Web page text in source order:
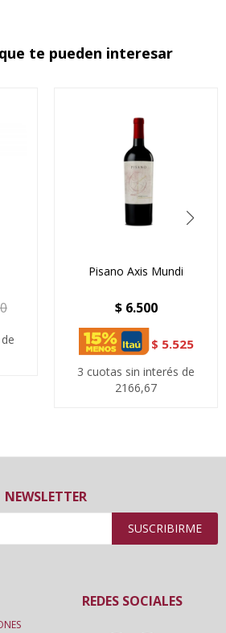
te pueden interesar
Pisano Axis Mundi
$ 6.500
$ 5.525
3 cuotas sin interés de
2166,67
NEWSLETTER
SUSCRIBIRME
REDES SOCIALES